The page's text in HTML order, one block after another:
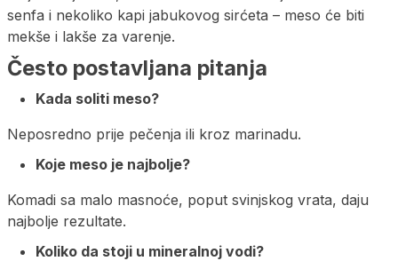
senfa i nekoliko kapi jabukovog sirćeta – meso će biti
mekše i lakše za varenje.
Često postavljana pitanja
Kada soliti meso?
Neposredno prije pečenja ili kroz marinadu.
Koje meso je najbolje?
Komadi sa malo masnoće, poput svinjskog vrata, daju
najbolje rezultate.
Koliko da stoji u mineralnoj vodi?